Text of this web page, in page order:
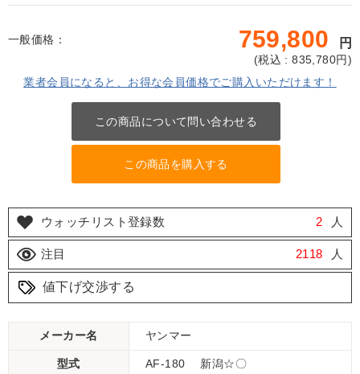
一般価格： 759,800 円
(税込 : 835,780円)
業者会員になると、お得な会員価格でご購入いただけます！
この商品について問い合わせる
この商品を購入する
ウォッチリスト登録数 2 人
注目 2118 人
値下げ交渉する
メーカー名 ヤンマー
型式 AF-180 新潟☆〇